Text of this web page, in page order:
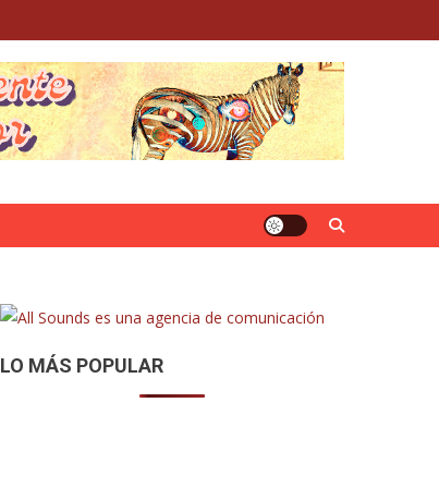
LO MÁS POPULAR